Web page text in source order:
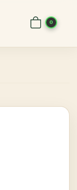
0